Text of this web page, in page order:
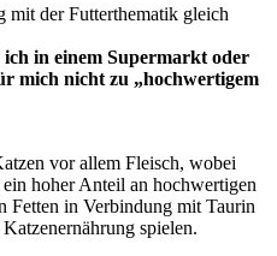
mit der Futterthematik gleich
in einem Supermarkt oder
mich nicht zu „hochwertigem
vor allem Fleisch, wobei
hoher Anteil an hochwertigen
Fetten in Verbindung mit Taurin
spielen.